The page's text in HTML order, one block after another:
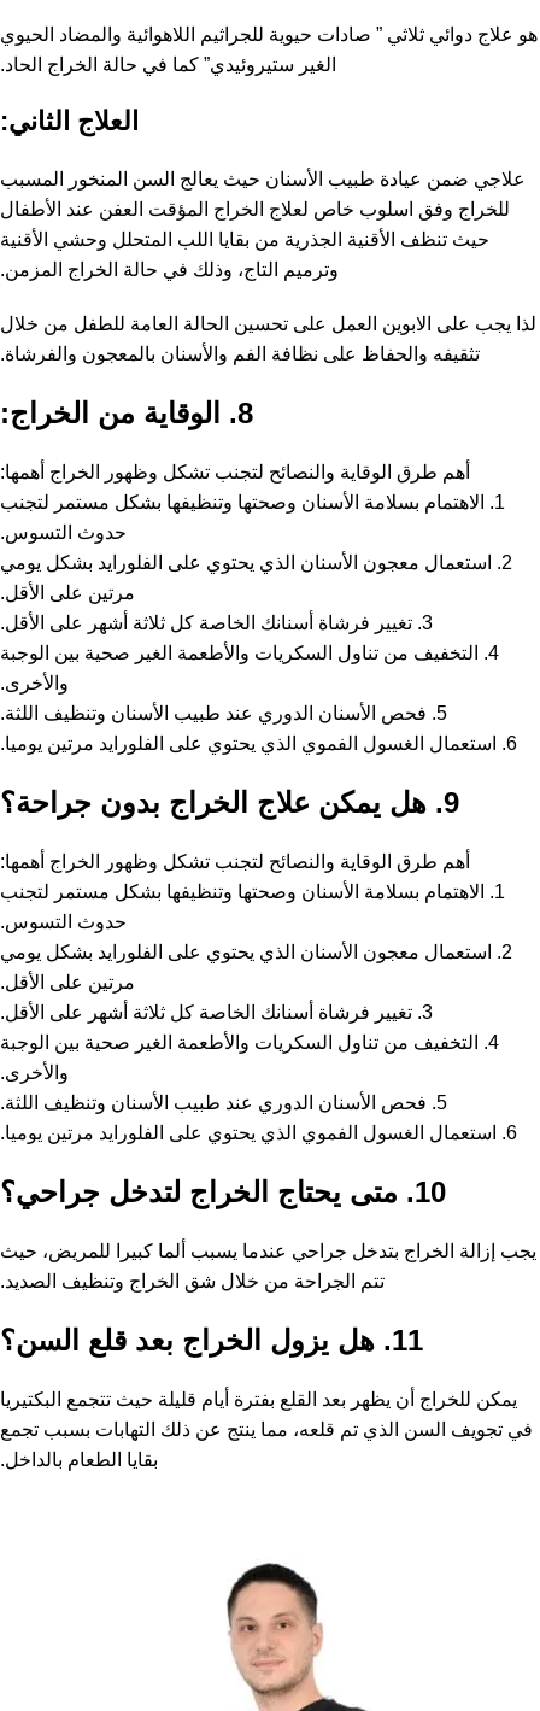
هو علاج دوائي ثلاثي ” صادات حيوية للجراثيم اللاهوائية والمضاد الحيوي
الغير ستيروئيدي” كما في حالة الخراج الحاد.
العلاج الثاني:
علاجي ضمن عيادة طبيب الأسنان حيث يعالج السن المنخور المسبب
للخراج وفق اسلوب خاص لعلاج الخراج المؤقت العفن عند الأطفال
حيث تنظف الأقنية الجذرية من بقايا اللب المتحلل وحشي الأقنية
وترميم التاج، وذلك في حالة الخراج المزمن.
لذا يجب على الابوين العمل على تحسين الحالة العامة للطفل من خلال
تثقيفه والحفاظ على نظافة الفم والأسنان بالمعجون والفرشاة.
8. الوقاية من الخراج:
أهم طرق الوقاية والنصائح لتجنب تشكل وظهور الخراج أهمها:
1. الاهتمام بسلامة الأسنان وصحتها وتنظيفها بشكل مستمر لتجنب
حدوث التسوس.
2. استعمال معجون الأسنان الذي يحتوي على الفلورايد بشكل يومي
مرتين على الأقل.
3. تغيير فرشاة أسنانك الخاصة كل ثلاثة أشهر على الأقل.
4. التخفيف من تناول السكريات والأطعمة الغير صحية بين الوجبة
والأخرى.
5. فحص الأسنان الدوري عند طبيب الأسنان وتنظيف اللثة.
6. استعمال الغسول الفموي الذي يحتوي على الفلورايد مرتين يوميا.
9. هل يمكن علاج الخراج بدون جراحة؟
أهم طرق الوقاية والنصائح لتجنب تشكل وظهور الخراج أهمها:
1. الاهتمام بسلامة الأسنان وصحتها وتنظيفها بشكل مستمر لتجنب
حدوث التسوس.
2. استعمال معجون الأسنان الذي يحتوي على الفلورايد بشكل يومي
مرتين على الأقل.
3. تغيير فرشاة أسنانك الخاصة كل ثلاثة أشهر على الأقل.
4. التخفيف من تناول السكريات والأطعمة الغير صحية بين الوجبة
والأخرى.
5. فحص الأسنان الدوري عند طبيب الأسنان وتنظيف اللثة.
6. استعمال الغسول الفموي الذي يحتوي على الفلورايد مرتين يوميا.
10. متى يحتاج الخراج لتدخل جراحي؟
يجب إزالة الخراج بتدخل جراحي عندما يسبب ألما كبيرا للمريض، حيث
تتم الجراحة من خلال شق الخراج وتنظيف الصديد.
11. هل يزول الخراج بعد قلع السن؟
يمكن للخراج أن يظهر بعد القلع بفترة أيام قليلة حيث تتجمع البكتيريا
في تجويف السن الذي تم قلعه، مما ينتج عن ذلك التهابات بسبب تجمع
بقايا الطعام بالداخل.